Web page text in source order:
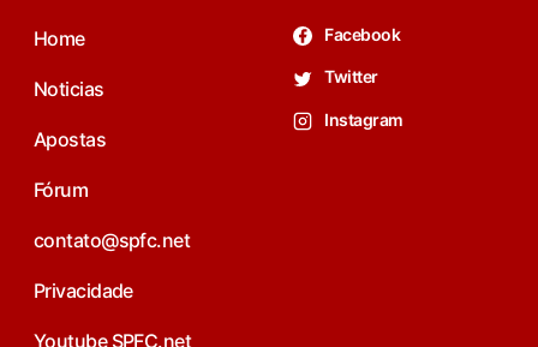
Home
Noticias
Apostas
Fórum
contato@spfc.net
Privacidade
Youtube SPFC.net
Facebook
Twitter
Instagram